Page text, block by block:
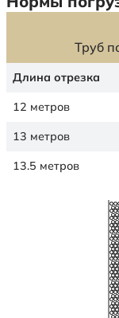
Труб
Длина отрезка
12 метров
13 метров
13.5 метров